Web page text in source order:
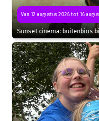
Van 12 augustus 2026 tot 16
Sunset cinema: buitenbios